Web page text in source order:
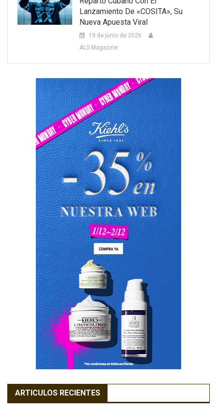
Lanzamiento De «COSITA», Su
Nueva Apuesta Viral
19 de junio de 2026
ALS Magazine
ARTICULOS RECIENTES